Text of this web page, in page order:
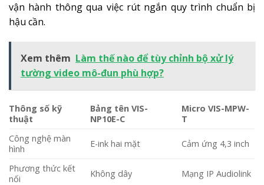
vận hành thông qua việc rút ngắn quy trình chuẩn bị
hậu cần.
Xem thêm Làm thế nào để tùy chỉnh bộ xử lý
tường video mô-đun phù hợp?
Thông số kỹ
thuật
Bảng tên VIS-
NP10E-C
Micro VIS-MPW-
T
Công nghệ màn
hình
E-ink hai mặt Cảm ứng 4,3 inch
Phương thức kết
nối
Không dây Mạng IP Audiolink